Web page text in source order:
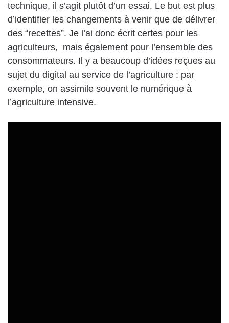
technique, il s’agit plutôt d’un essai. Le but est plus
d’identifier les changements à venir que de délivrer
des “recettes”. Je l’ai donc écrit certes pour les
agriculteurs, mais également pour l’ensemble des
consommateurs. Il y a beaucoup d’idées reçues au
sujet du digital au service de l’agriculture : par
exemple, on assimile souvent le numérique à
l’agriculture intensive.